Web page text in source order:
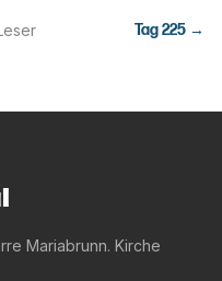
Tag225 →
Mariabrunn. Kirche